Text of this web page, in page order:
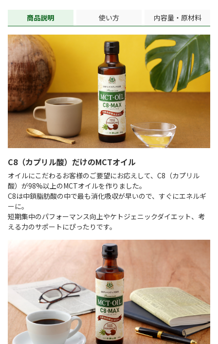
商品説明 使い方 内容量・原材料
C8（カプリル酸）だけのMCTオイル
オイルにこだわるお客様のご要望にお応えして、C8（カプリル
酸）が98%以上のMCTオイルを作りました。
C8は中鎖脂肪酸の中で最も消化吸収が早いので、すぐにエネルギ
ーに。
短期集中のパフォーマンス向上やケトジェニックダイエット、考
える力のサポートにぴったりです。